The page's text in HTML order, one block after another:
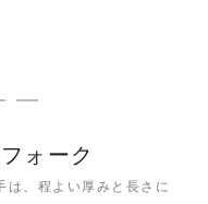
ォーク
は、程よい厚みと長さに